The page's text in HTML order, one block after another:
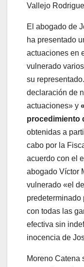
Vallejo
El abogado de
ha presentado
actuaciones en
vulnerado
su
declaración de
actuaciones» y
procedimiento
obtenidas a
cabo por la
acuerdo con el
abogado Víctor
vulnerado «el
predeterminado
con todas las
efectiva sin
inocencia de
Moreno Catena